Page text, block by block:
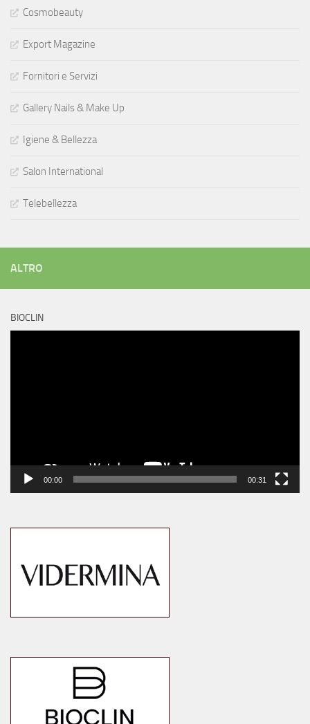
Cosmobeauty
Export Magazine
Fornitori e Servizi
Gallery Nails & Make Up
Igiene & Bellezza
Salon International
Telebellezza
ALTRO
BIOCLIN
00:00 00:31